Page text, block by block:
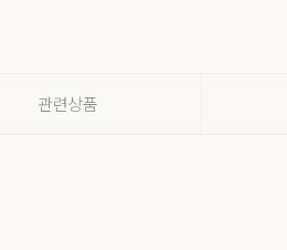
관련상품